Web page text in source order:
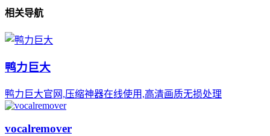
相关导航
鸭力巨大
鸭力巨大官网,压缩神器在线使用,高清画质无损处理
vocalremover